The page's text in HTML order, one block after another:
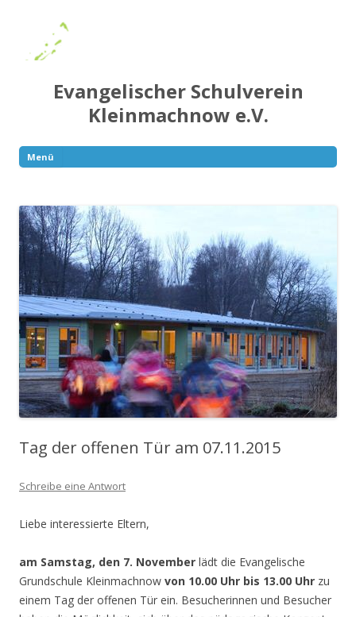
Evangelischer Schulverein
Kleinmachnow e.V.
Menü
Tag der offenen Tür am 07.11.2015
Schreibe eine Antwort
Liebe interessierte Eltern,
am Samstag, den 7. November lädt die Evangelische
Grundschule Kleinmachnow von 10.00 Uhr bis 13.00 Uhr zu
einem Tag der offenen Tür ein. Besucherinnen und Besucher